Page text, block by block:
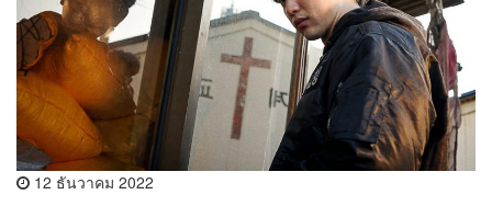
12 ธันวาคม 2022